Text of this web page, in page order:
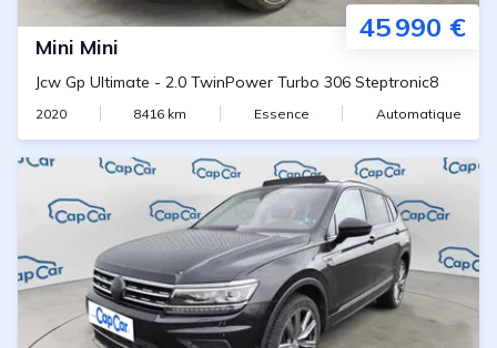
45 990 €
Mini Mini
Jcw Gp Ultimate - 2.0 TwinPower Turbo 306 Steptronic8
2020 8416 km Essence Automatique